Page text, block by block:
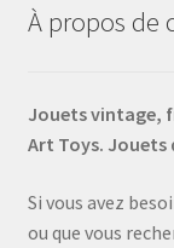
À propos de
Jouets vintage,
Art Toys.
Si vous avez
ou que vous